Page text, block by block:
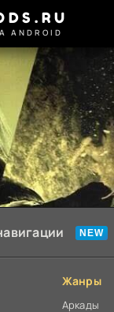
ANDROID
Жанры
Аркады